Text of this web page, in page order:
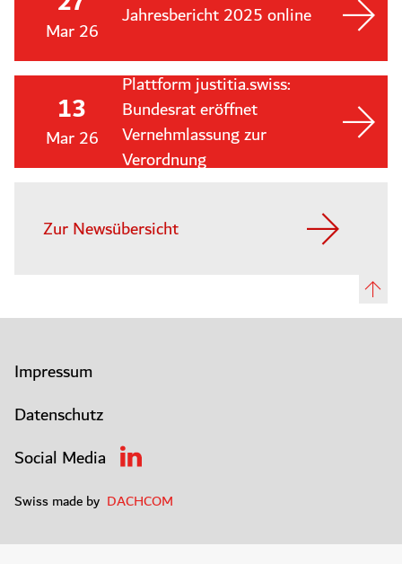
Mar 26
Jahresbericht 2025 online
13
Mar 26
Plattform justitia.swiss:
Bundesrat eröffnet
Vernehmlassung zur
Verordnung
Zur Newsübersicht
Impressum
Datenschutz
Social Media
Swiss made by DACHCOM